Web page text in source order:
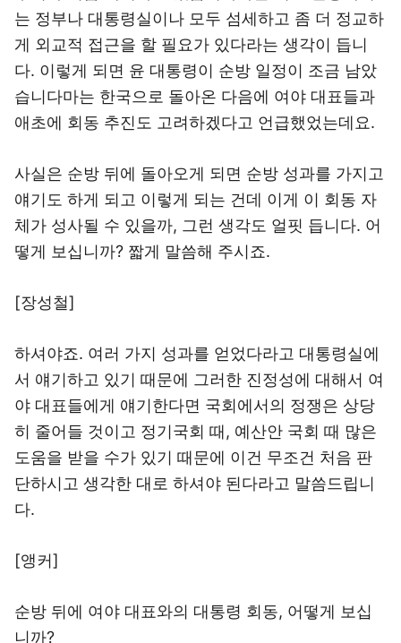
는 정부나 대통령실이나 모두 섬세하고 좀 더 정교하
게 외교적 접근을 할 필요가 있다라는 생각이 듭니
다. 이렇게 되면 윤 대통령이 순방 일정이 조금 남았
습니다마는 한국으로 돌아온 다음에 여야 대표들과
애초에 회동 추진도 고려하겠다고 언급했었는데요.
사실은 순방 뒤에 돌아오게 되면 순방 성과를 가지고
얘기도 하게 되고 이렇게 되는 건데 이게 이 회동 자
체가 성사될 수 있을까, 그런 생각도 얼핏 듭니다. 어
떻게 보십니까? 짧게 말씀해 주시죠.
[장성철]
하셔야죠. 여러 가지 성과를 얻었다라고 대통령실에
서 얘기하고 있기 때문에 그러한 진정성에 대해서 여
야 대표들에게 얘기한다면 국회에서의 정쟁은 상당
히 줄어들 것이고 정기국회 때, 예산안 국회 때 많은
도움을 받을 수가 있기 때문에 이건 무조건 처음 판
단하시고 생각한 대로 하셔야 된다라고 말씀드립니
다.
[앵커]
순방 뒤에 여야 대표와의 대통령 회동, 어떻게 보십
니까?